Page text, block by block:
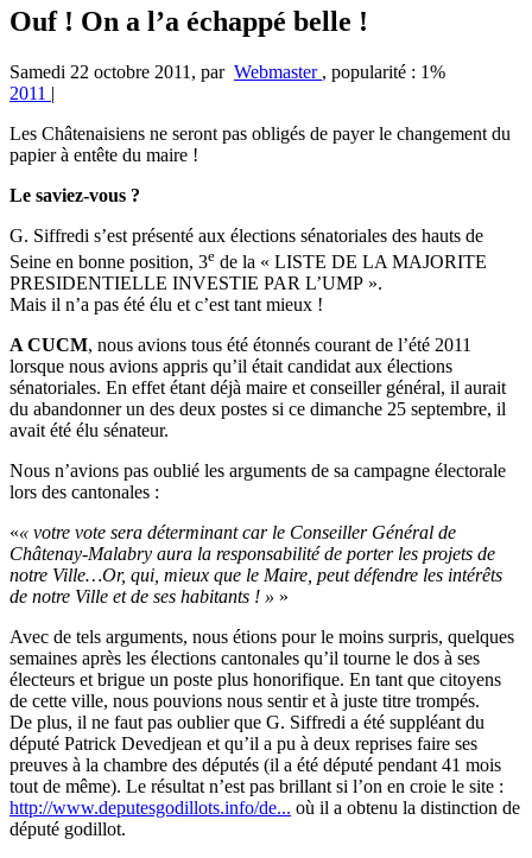
Ouf ! On a l’a échappé belle !
Samedi 22 octobre 2011 , par Webmaster , popularité : 1%
2011 |
Les Châtenaisiens ne seront pas obligés de payer le changement du
papier à entête du maire !
Le saviez-vous ?
G. Siffredi s’est présenté aux élections sénatoriales des hauts de
Seine en bonne position, 3e de la « LISTE DE LA MAJORITE
PRESIDENTIELLE INVESTIE PAR L’UMP ».
Mais il n’a pas été élu et c’est tant mieux !
A CUCM, nous avions tous été étonnés courant de l’été 2011
lorsque nous avions appris qu’il était candidat aux élections
sénatoriales. En effet étant déjà maire et conseiller général, il aurait
du abandonner un des deux postes si ce dimanche 25 septembre, il
avait été élu sénateur.
Nous n’avions pas oublié les arguments de sa campagne électorale
lors des cantonales :
« votre vote sera déterminant car le Conseiller Général de
Châtenay-Malabry aura la responsabilité de porter les projets de
notre Ville…Or, qui, mieux que le Maire, peut défendre les intérêts
de notre Ville et de ses habitants ! »
Avec de tels arguments, nous étions pour le moins surpris, quelques
semaines après les élections cantonales qu’il tourne le dos à ses
électeurs et brigue un poste plus honorifique. En tant que citoyens
de cette ville, nous pouvions nous sentir et à juste titre trompés.
De plus, il ne faut pas oublier que G. Siffredi a été suppléant du
député Patrick Devedjean et qu’il a pu à deux reprises faire ses
preuves à la chambre des députés (il a été député pendant 41 mois
tout de même). Le résultat n’est pas brillant si l’on en croie le site :
http://www.deputesgodillots.info/de... où il a obtenu la distinction de
député godillot.